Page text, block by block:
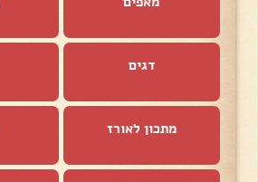
דגים
מתכון לאורז